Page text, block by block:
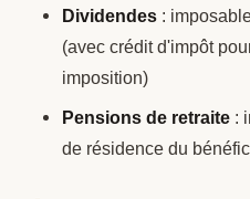
Dividendes :
(avec crédit d'impôt
imposition)
Pensions de retraite :
de résidence du